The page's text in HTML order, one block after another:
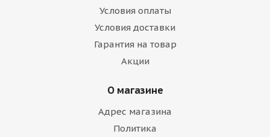
Условия оплаты
Условия доставки
Гарантия на товар
Акции
О магазине
Адрес магазина
Политика